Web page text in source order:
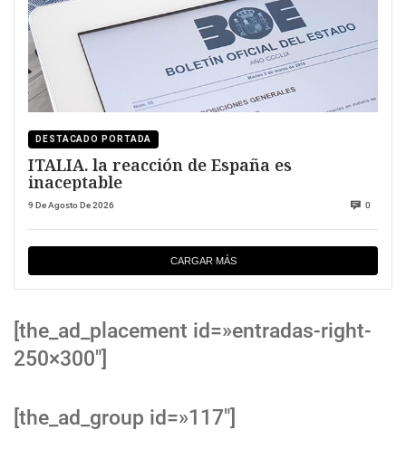
DESTACADO PORTADA
ITALIA. la reacción de España es
inaceptable
9 De Agosto De 2026 0
CARGAR MÁS
[the_ad_placement id=»entradas-right-
250×300″]
[the_ad_group id=»117″]